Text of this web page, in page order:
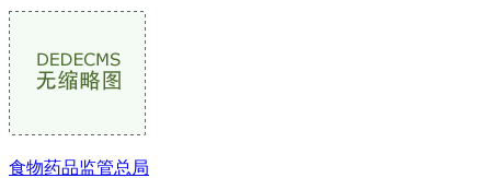
食物药品监管总局